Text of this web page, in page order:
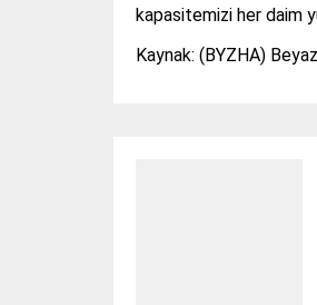
kapasitemizi her daim
Kaynak: (BYZHA)